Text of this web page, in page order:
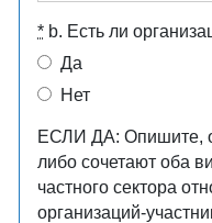
* b. Есть ли
Да
Нет
ЕСЛИ ДА: Опишите,
либо сочетают оба
частного сектора
организаций-